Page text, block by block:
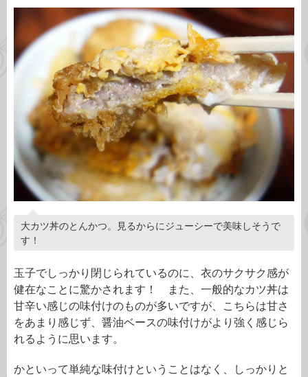
大カツ丼のとんかつ。見るからにジューシーで美味しそうで
す！
玉子でしっかり閉じられているのに、衣のサクサク感が
健在なことに驚かされます！ また、一般的なカツ丼は
甘辛い感じの味付けのものが多いですが、こちらは甘さ
をあまり感じず、醤油ベースの味付けがより強く感じら
れるように思います。
かといって単純な味付けということはなく、しっかりと